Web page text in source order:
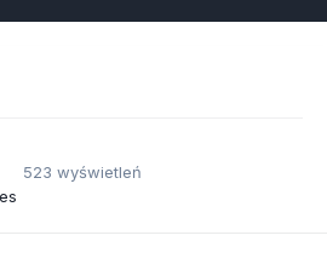
523 wyświetleń